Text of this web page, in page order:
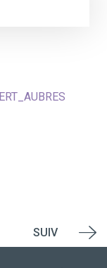
SUIV